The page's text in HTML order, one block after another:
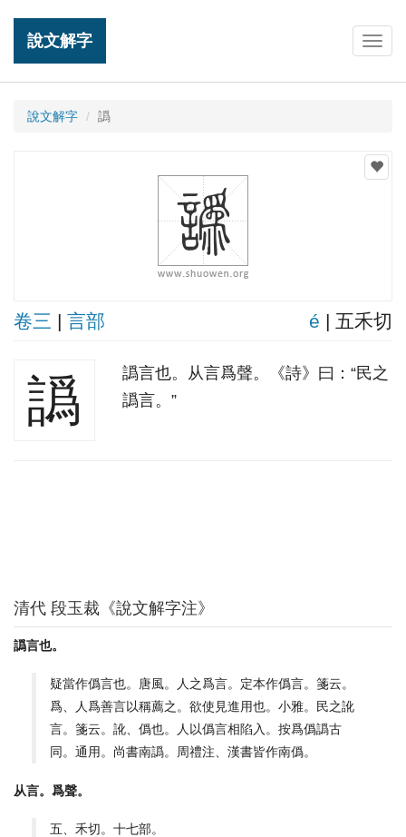
說文解字
說文解字 譌
卷三 | 言部 é | 五禾切
譌
譌言也。从言爲聲。《詩》曰：“民之
譌言。”
清代 段玉裁《說文解字注》
譌言也。
疑當作僞言也。唐風。人之爲言。定本作僞言。箋云。
爲、人爲善言以稱薦之。欲使見進用也。小雅。民之訛
言。箋云。訛、僞也。人以僞言相陷入。按爲僞譌古
同。通用。尚書南譌。周禮注、漢書皆作南僞。
从言。爲聲。
五、禾切。十七部。